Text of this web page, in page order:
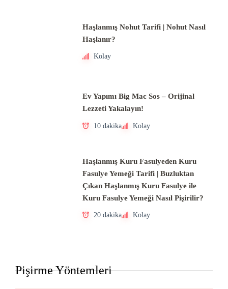
Haşlanmış Nohut Tarifi | Nohut Nasıl
Haşlanır?
Kolay
Ev Yapımı Big Mac Sos – Orijinal
Lezzeti Yakalayın!
10 dakika Kolay
Haşlanmış Kuru Fasulyeden Kuru
Fasulye Yemeği Tarifi | Buzluktan
Çıkan Haşlanmış Kuru Fasulye ile
Kuru Fasulye Yemeği Nasıl Pişirilir?
20 dakika Kolay
Pişirme Yöntemleri